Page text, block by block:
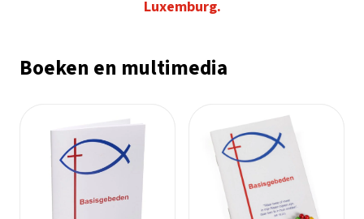
Luxemburg.
Boeken en multimedia